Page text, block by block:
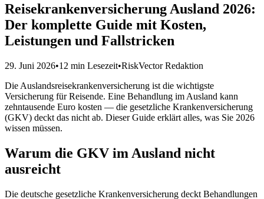
Reisekrankenversicherung Ausland 2026:
Der komplette Guide mit Kosten,
Leistungen und Fallstricken
29. Juni 2026•12 min Lesezeit•RiskVector Redaktion
Die Auslandsreisekrankenversicherung ist die wichtigste
Versicherung für Reisende. Eine Behandlung im Ausland kann
zehntausende Euro kosten — die gesetzliche Krankenversicherung
(GKV) deckt das nicht ab. Dieser Guide erklärt alles, was Sie 2026
wissen müssen.
Warum die GKV im Ausland nicht
ausreicht
Die deutsche gesetzliche Krankenversicherung deckt Behandlungen